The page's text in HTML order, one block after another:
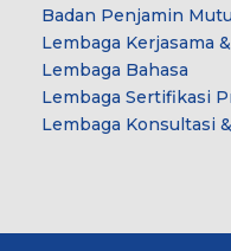
Badan Penjamin Mutu
Lembaga Kerjasama
Lembaga Bahasa
Lembaga Sertifikasi
Lembaga Konsultasi